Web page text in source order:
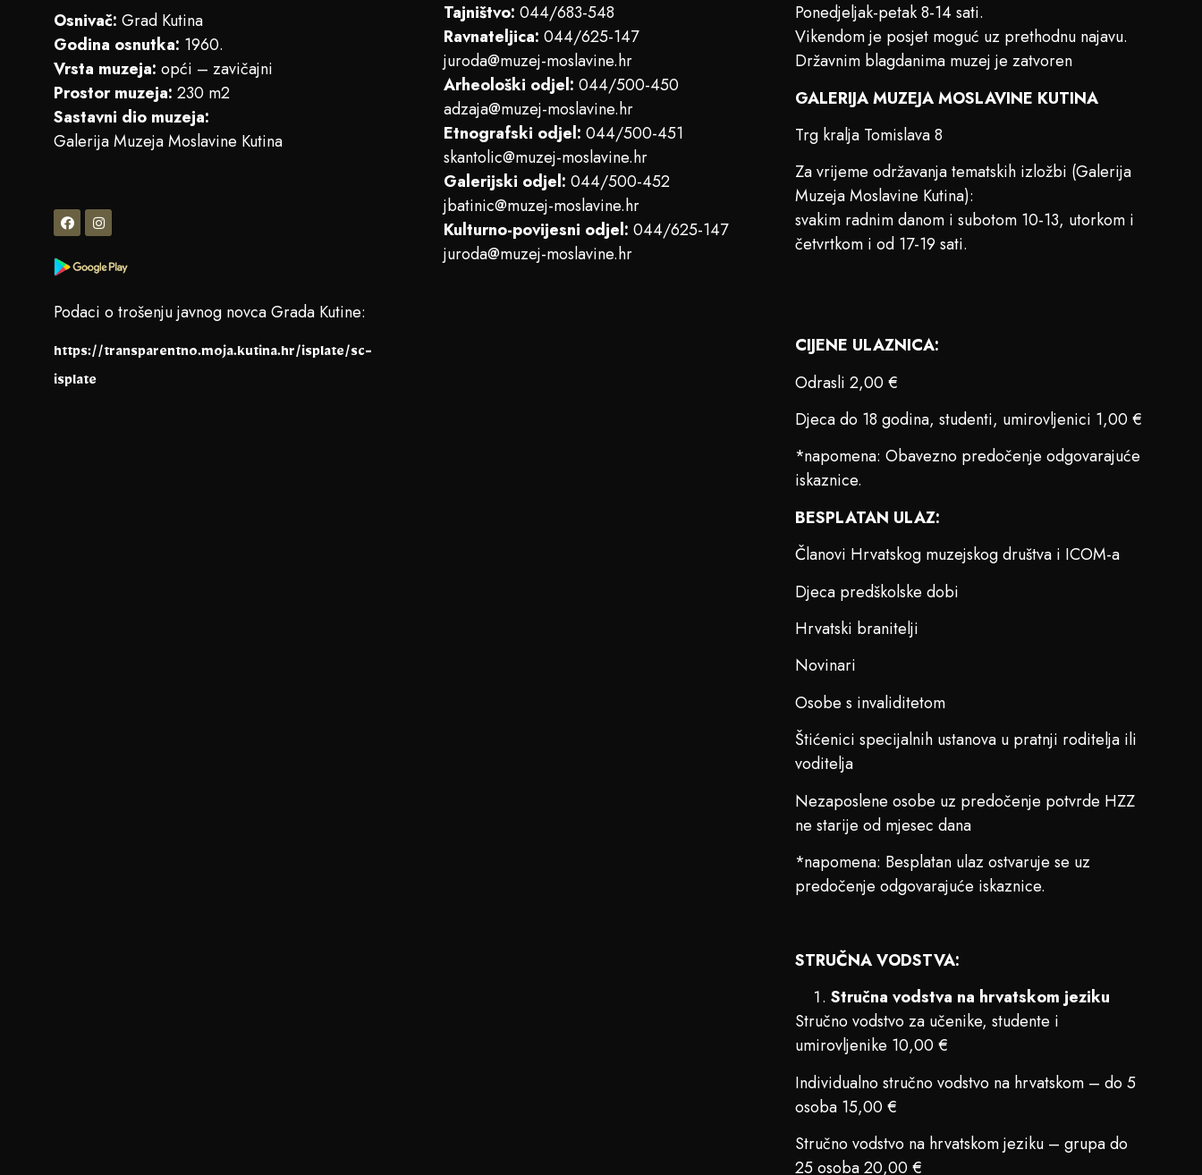
Osnivač: Grad Kutina
Godina osnutka: 1960.
Vrsta muzeja: opći – zavičajni
Prostor muzeja: 230 m2
Sastavni dio muzeja:
Galerija Muzeja Moslavine Kutina
Podaci o trošenju javnog novca Grada Kutine:
https://transparentno.moja.kutina.hr/isplate/sc-
isplate
Tajništvo: 044/683-548
Ravnateljica: 044/625-147
juroda@muzej-moslavine.hr
Arheološki odjel: 044/500-450
adzaja@muzej-moslavine.hr
Etnografski odjel: 044/500-451
skantolic@muzej-moslavine.hr
Galerijski odjel: 044/500-452
jbatinic@muzej-moslavine.hr
Kulturno-povijesni odjel: 044/625-147
juroda@muzej-moslavine.hr
Ponedjeljak-petak 8-14 sati.
Vikendom je posjet moguć uz prethodnu najavu.
Državnim blagdanima muzej je zatvoren
GALERIJA MUZEJA MOSLAVINE KUTINA
Trg kralja Tomislava 8
Za vrijeme održavanja tematskih izložbi (Galerija
Muzeja Moslavine Kutina):
svakim radnim danom i subotom 10-13, utorkom i
četvrtkom i od 17-19 sati.
CIJENE ULAZNICA:
Odrasli 2,00 €
Djeca do 18 godina, studenti, umirovljenici 1,00 €
*napomena: Obavezno predočenje odgovarajuće
iskaznice.
BESPLATAN ULAZ:
Članovi Hrvatskog muzejskog društva i ICOM-a
Djeca predškolske dobi
Hrvatski branitelji
Novinari
Osobe s invaliditetom
Štićenici specijalnih ustanova u pratnji roditelja ili
voditelja
Nezaposlene osobe uz predočenje potvrde HZZ
ne starije od mjesec dana
*napomena: Besplatan ulaz ostvaruje se uz
predočenje odgovarajuće iskaznice.
STRUČNA VODSTVA:
Stručna vodstva na hrvatskom jeziku
Stručno vodstvo za učenike, studente i
umirovljenike 10,00 €
Individualno stručno vodstvo na hrvatskom – do 5
osoba 15,00 €
Stručno vodstvo na hrvatskom jeziku – grupa do
25 osoba 20,00 €